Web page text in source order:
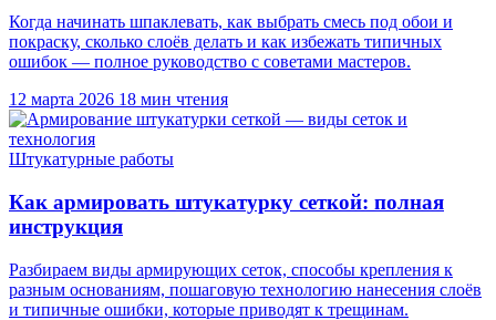
Когда начинать шпаклевать, как выбрать смесь под обои и
покраску, сколько слоёв делать и как избежать типичных
ошибок — полное руководство с советами мастеров.
12 марта 2026 18 мин чтения
Штукатурные работы
Как армировать штукатурку сеткой: полная
инструкция
Разбираем виды армирующих сеток, способы крепления к
разным основаниям, пошаговую технологию нанесения слоёв
и типичные ошибки, которые приводят к трещинам.